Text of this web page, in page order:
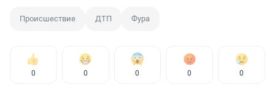
Происшествие ДТП Фура
0 0 0 0 0